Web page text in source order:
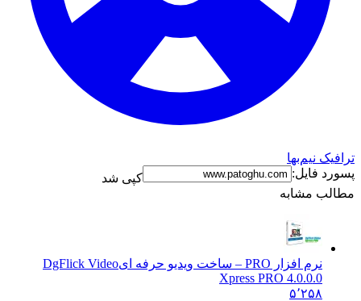
ترافیک نیم‌بها
پسورد فایل:
کپی شد
مطالب مشابه
نرم افزار PRO – ساخت ویدیو حرفه ای
DgFlick Video
Xpress PRO 4.0.0.0
۵٬۲۵۸